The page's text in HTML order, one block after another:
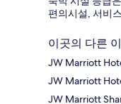
편의시설, 서비
이곳의 다른
JW Marriott
JW Marriott
JW Marriott